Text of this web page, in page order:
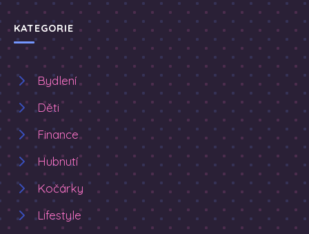
KATEGORIE
Bydlení
Děti
Finance
Hubnutí
Kočárky
Lifestyle